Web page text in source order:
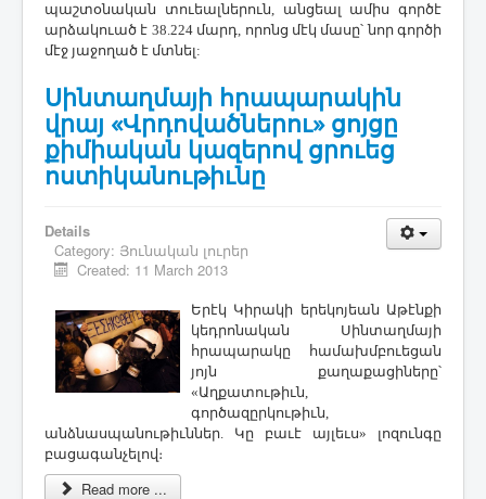
պաշտօնական տուեալներուն, անցեալ ամիս գործէ
արձակուած է 38.224 մարդ, որոնց մէկ մասը՝ նոր գործի
մէջ յաջողած է մտնել:
Սինտաղմայի հրապարակին
վրայ «Վրդովածներու» ցոյցը
քիմիական կազերով ցրուեց
ոստիկանութիւնը
Details
Category: Յունական լուրեր
Created: 11 March 2013
Երէկ Կիրակի երեկոյեան Աթէնքի
կեդրոնական Սինտաղմայի
հրապարակը համախմբուեցան
յոյն քաղաքացիները՝
«Աղքատութիւն,
գործազըրկութիւն,
անձնասպանութիւններ. Կը բաւէ այլեւս» լոզունգը
բացագանչելով։
Read more ...